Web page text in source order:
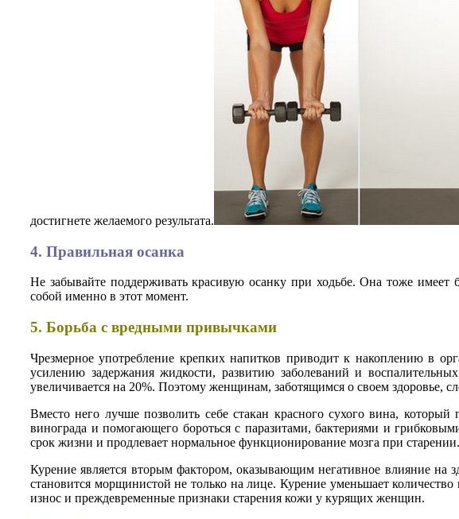
достигнете желаемого результата.
4. Правильная осанка
Не забывайте поддерживать красивую осанку при ходьбе. Она тоже имеет
собой именно в этот момент.
5. Борьба с вредными привычками
Чрезмерное употребление крепких напитков приводит к накоплению в
усилению задержания жидкости, развитию заболеваний и
увеличивается на 20%. Поэтому женщинам, заботящимся о своем здоровье,
Вместо него лучше позволить себе стакан красного сухого вина,
винограда и помогающего бороться с паразитами, бактериями и
срок жизни и продлевает нормальное функционирование мозга при старении.
Курение является вторым фактором, оказывающим негативное влияние на
становится морщинистой не только на лице. Курение уменьшает
износ и преждевременные признаки старения кожи у курящих женщин.